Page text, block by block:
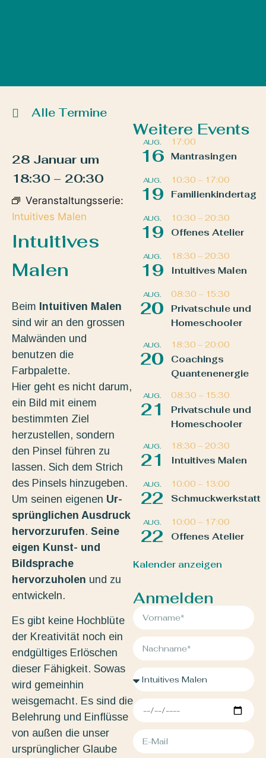
Alle Termine
28 Januar um
18:30 – 20:30
Veranstaltungsserie:
Intuitives Malen
Intuitives
Malen
Beim Intuitiven Malen
sind wir an den grossen
Malwänden und
benutzen die
Farbpalette.
Hier geht es nicht darum,
ein Bild mit einem
bestimmten Ziel
herzustellen, sondern
den Pinsel führen zu
lassen. Sich dem Strich
des Pinsels hinzugeben.
Um seinen eigenen Ur-
sprünglichen Ausdruck
hervorzurufen. Seine
eigen Kunst- und
Bildsprache
hervorzuholen und zu
entwickeln.
Es gibt keine Hochblüte
der Kreativität noch ein
endgültiges Erlöschen
dieser Fähigkeit. Sowas
wird gemeinhin
weisgemacht. Es sind die
Belehrung und Einflüsse
von außen die unser
ursprünglicher Glaube
Weitere Events
AUG.
16
17:00
Mantrasingen
AUG.
19
10:30 – 17:00
Familienkindertag
AUG.
19
10:30 – 20:30
Offenes Atelier
AUG.
19
18:30 – 20:30
Intuitives Malen
AUG.
20
08:30 – 15:30
Privatschule und
Homeschooler
AUG.
20
18:30 – 20:00
Coachings
Quantenenergie
AUG.
21
08:30 – 15:30
Privatschule und
Homeschooler
AUG.
21
18:30 – 20:30
Intuitives Malen
AUG.
22
10:00 – 13:00
Schmuckwerkstatt
AUG.
22
10:00 – 17:00
Offenes Atelier
Kalender anzeigen
Anmelden